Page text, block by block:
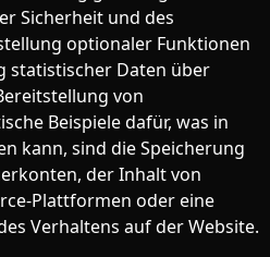
Sicherheit und des
optionaler Funktionen
statistischer Daten über
von
Beispiele dafür, was in
kann, sind die Speicherung
der Inhalt von
Plattformen oder eine
Verhaltens auf der Website.